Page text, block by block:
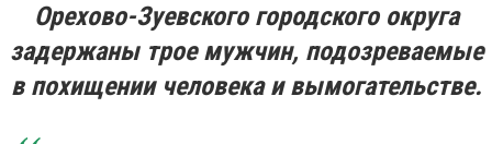
Орехово-Зуевского городского округа
задержаны трое мужчин, подозреваемые
в похищении человека и вымогательстве.